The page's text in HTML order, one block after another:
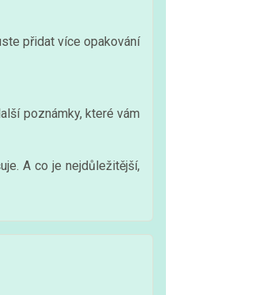
přidat více opakování
poznámky, které vám
A co je nejdůležitější,